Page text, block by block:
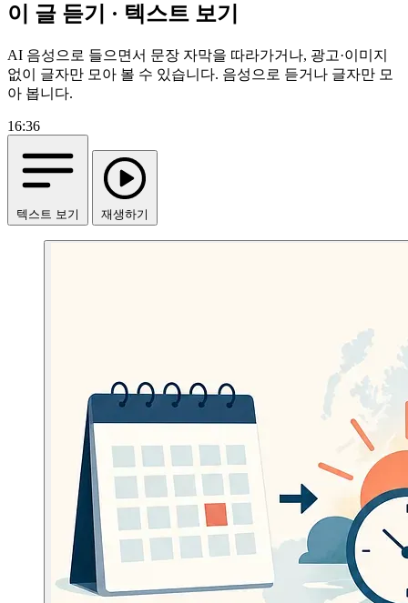
이 글 듣기 · 텍스트 보기
AI 음성으로 들으면서 문장 자막을 따라가거나, 광고·이미지
없이 글자만 모아 볼 수 있습니다. 음성으로 듣거나 글자만 모
아 봅니다.
16:36
텍스트 보기 재생하기